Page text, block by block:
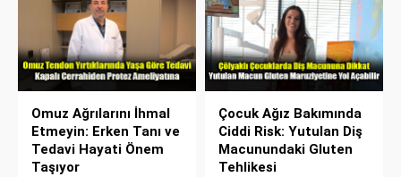
Omuz Ağrılarını İhmal
Etmeyin: Erken Tanı ve
Tedavi Hayati Önem
Taşıyor
Çocuk Ağız Bakımında
Ciddi Risk: Yutulan Diş
Macunundaki Gluten
Tehlikesi